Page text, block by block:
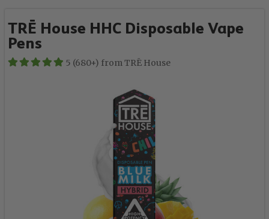
TRĒ House HHC Disposable Vape
Pens
5 (680+) from TRĒ House